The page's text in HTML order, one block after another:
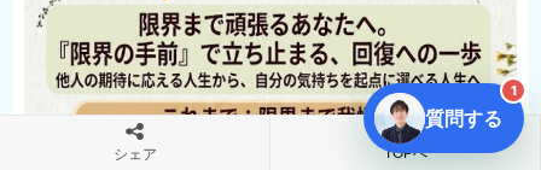
シェア TOPへ
質問する
1